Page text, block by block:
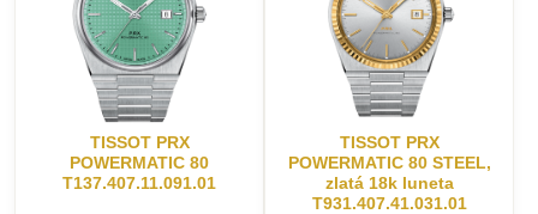
TISSOT PRX
POWERMATIC 80
T137.407.11.091.01
TISSOT PRX
POWERMATIC 80 STEEL,
zlatá 18k luneta
T931.407.41.031.01